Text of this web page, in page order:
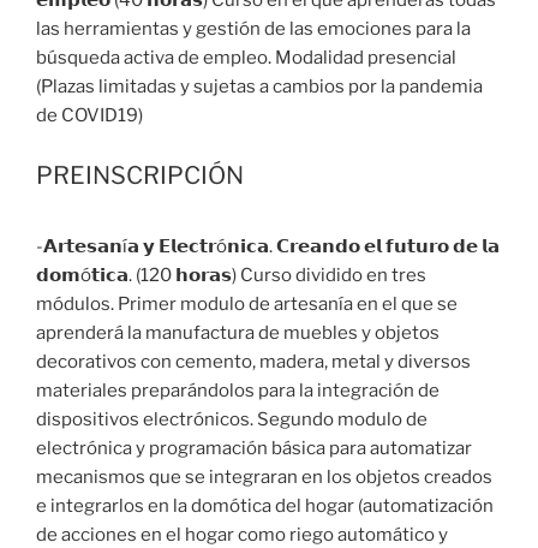
las herramientas y gestión de las emociones para la
búsqueda activa de empleo. Modalidad presencial
(Plazas limitadas y sujetas a cambios por la pandemia
de COVID19)
PREINSCRIPCIÓN
-𝗔𝗿𝘁𝗲𝘀𝗮𝗻í𝗮 𝘆 𝗘𝗹𝗲𝗰𝘁𝗿ó𝗻𝗶𝗰𝗮. 𝗖𝗿𝗲𝗮𝗻𝗱𝗼 𝗲𝗹 𝗳𝘂𝘁𝘂𝗿𝗼 𝗱𝗲 𝗹𝗮
𝗱𝗼𝗺ó𝘁𝗶𝗰𝗮. (120 𝗵𝗼𝗿𝗮𝘀) Curso dividido en tres
módulos. Primer modulo de artesanía en el que se
aprenderá la manufactura de muebles y objetos
decorativos con cemento, madera, metal y diversos
materiales preparándolos para la integración de
dispositivos electrónicos. Segundo modulo de
electrónica y programación básica para automatizar
mecanismos que se integraran en los objetos creados
e integrarlos en la domótica del hogar (automatización
de acciones en el hogar como riego automático y